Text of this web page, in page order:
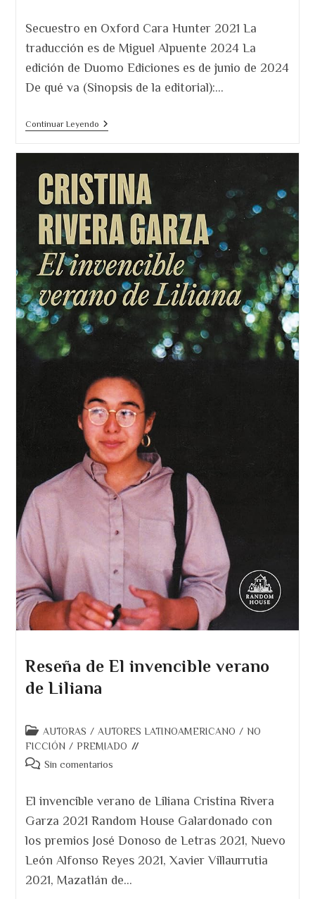
entrada:
Secuestro en Oxford Cara Hunter 2021 La
traducción es de Miguel Alpuente 2024 La
edición de Duomo Ediciones es de junio de 2024
De qué va (Sinopsis de la editorial):…
Continuar LeyendoSecuestro
Cara
Hunter
Reseña de El invencible verano
de Liliana
Categoría
de
la
AUTORAS / AUTORES LATINOAMERICANO / NO
FICCIÓN / PREMIADO
Comentarios
entrada:
Sin comentarios
El invencible verano de Liliana Cristina Rivera
Garza 2021 Random House Galardonado con
los premios José Donoso de Letras 2021, Nuevo
León Alfonso Reyes 2021, Xavier Villaurrutia
2021, Mazatlán de…